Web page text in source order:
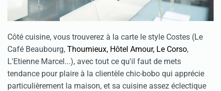
Côté cuisine, vous trouverez à la carte le style Costes (Le
Café Beaubourg, Thoumieux, Hôtel Amour, Le Corso,
L'Etienne Marcel...), avec tout ce qu'il faut de mets
tendance pour plaire à la clientèle chic-bobo qui apprécie
particulièrement la maison, et sa cuisine assez éclectique